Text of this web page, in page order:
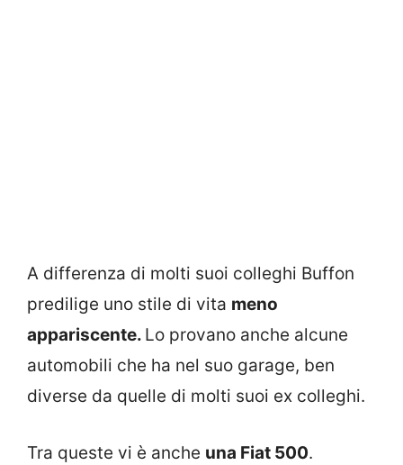
A differenza di molti suoi colleghi Buffon
predilige uno stile di vita meno
appariscente. Lo provano anche alcune
automobili che ha nel suo garage, ben
diverse da quelle di molti suoi ex colleghi.
Tra queste vi è anche una Fiat 500.